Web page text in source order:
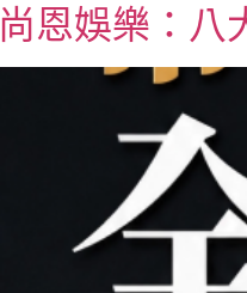
尚恩娛樂：八